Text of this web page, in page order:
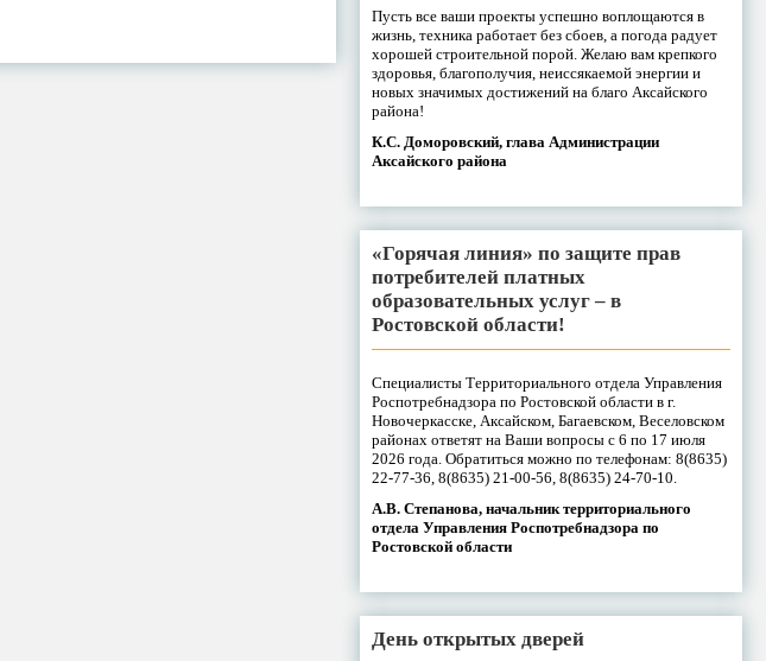
Пусть все ваши проекты успешно воплощаются в
жизнь, техника работает без сбоев, а погода радует
хорошей строительной порой. Желаю вам крепкого
здоровья, благополучия, неиссякаемой энергии и
новых значимых достижений на благо Аксайского
района!
К.С. Доморовский, глава Администрации
Аксайского района
«Горячая линия» по защите прав
потребителей платных
образовательных услуг – в
Ростовской области!
Специалисты Территориального отдела Управления
Роспотребнадзора по Ростовской области в г.
Новочеркасске, Аксайском, Багаевском, Веселовском
районах ответят на Ваши вопросы с 6 по 17 июля
2026 года. Обратиться можно по телефонам: 8(8635)
22-77-36, 8(8635) 21-00-56, 8(8635) 24-70-10.
А.В. Степанова, начальник территориального
отдела Управления Роспотребнадзора по
Ростовской области
День открытых дверей